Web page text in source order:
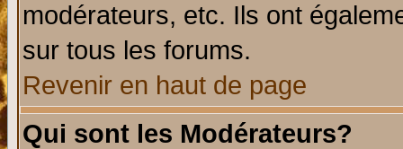
modérateurs, etc. Ils ont
sur tous les forums.
Revenir en haut de page
Qui sont les Modérateurs?